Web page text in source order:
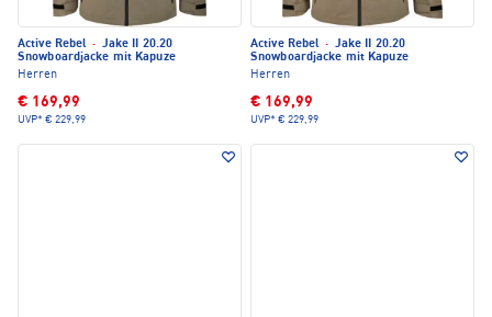
Active Rebel · Jake II 20.20
Snowboardjacke mit Kapuze
Herren
€ 169,99
UVP* € 229,99
Active Rebel · Jake II 20.20
Snowboardjacke mit Kapuze
Herren
€ 169,99
UVP* € 229,99